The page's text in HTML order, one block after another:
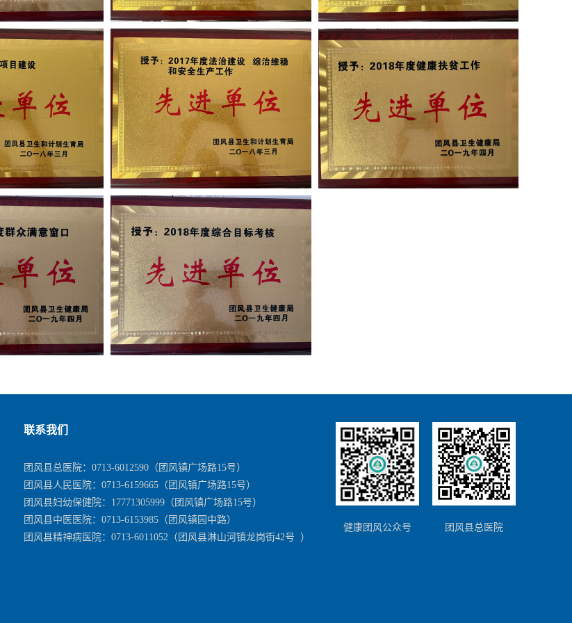
医院荣誉
$info.SUMMARY
医院荣誉
$info.SUMMARY
医院荣誉
$info.SUMMARY
联系我们
团风县总医院： 0713-6012590（团风镇广场路15号）
团风县人民医院： 0713-6159665（团风镇广场路15号）
团风县妇幼保健院： 17771305999（团风镇广场路15号）
团风县中医医院： 0713-6153985（团风镇园中路）
团风县精神病医院： 0713-6011052 （团风县淋山河镇龙岗街42号 ）
健康团风公众号 团风县总医院